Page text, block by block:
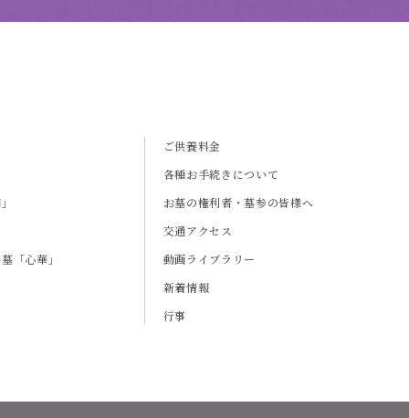
「心華」
ご供養料金
各種お手続きについて
お墓の権利者・墓参の皆様へ
交通アクセス
動画ライブラリー
新着情報
行事